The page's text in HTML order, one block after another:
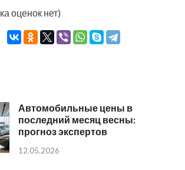
оценок нет)
Автомобильные цены в
последний месяц весны:
прогноз экспертов
12.05.2026